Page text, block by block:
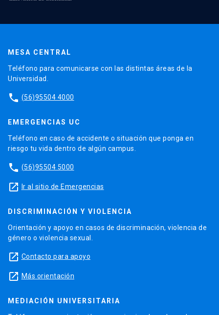
MESA CENTRAL
Teléfono para comunicarse con las distintas áreas de la
Universidad.
phone (56)95504 4000
EMERGENCIAS UC
Teléfono en caso de accidente o situación que ponga en
riesgo tu vida dentro de algún campus.
phone (56)95504 5000
launch Ir al sitio de Emergencias
DISCRIMINACIÓN Y VIOLENCIA
Orientación y apoyo en casos de discriminación, violencia de
género o violencia sexual.
launch Contacto para apoyo
launch Más orientación
MEDIACIÓN UNIVERSITARIA